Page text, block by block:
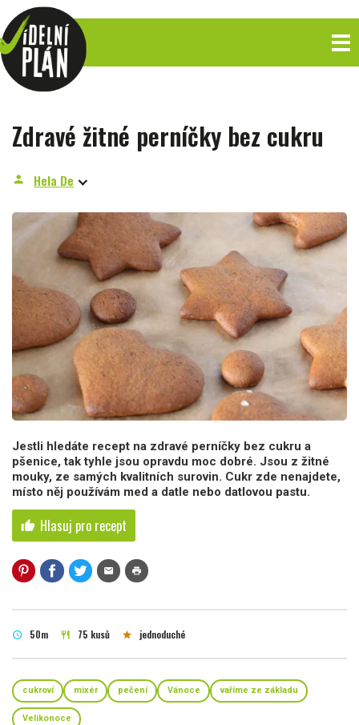
Zdravé žitné perníčky bez cukru
person Hela De
Jestli hledáte recept na zdravé perníčky bez cukru a
pšenice, tak tyhle jsou opravdu moc dobré. Jsou z žitné
mouky, ze samých kvalitních surovin. Cukr zde nenajdete,
místo něj používám med a datle nebo datlovou pastu.
thumb_up Hlasuj pro recept
mail print
schedule 50m restaurant 75 kusů star jednoduché
cukroví mixér pečení Vánoce vaříme ze základu
Velikonoce